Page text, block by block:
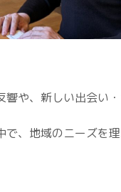
や、新しい出会い
、地域のニーズを